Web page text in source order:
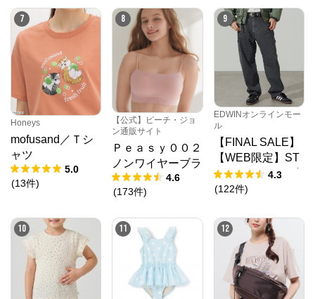
7
Honeys
mofusand／Ｔシ
ャツ
5.0
(13件)
8
【公式】ピーチ・ジョ
ン通販サイト
Ｐｅａｓｙ００２
ノンワイヤーブラ
4.6
(173件)
9
EDWINオンラインモー
ル
【FINAL SALE】
【WEB限定】ST
EPMARK ルーズ
ペインターパンツ
4.3
(122件)
10 11 12
クロスプラス オンラインストア
公式ECサイト
※外部サイトが開きます
クロスプラス　オンラインストア
からのコメン
ト
ALPHA CUBIC (アルファーキュービック)、DECOY
(デコイ)、Petit Honfleur (プチオンフルール)、
DERMASHARE (ダーマシェア)など、20 代～ 40 代の
大人女子ブランドを中心に、多くの人気ブランドをラ
インナップ。
レディースファッションを中心に、ライフスタイルを
豊かにするオリジナルアイテムをご提案します。